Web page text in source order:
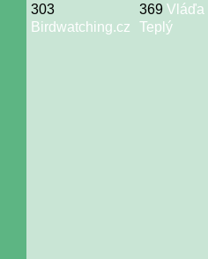
303
Birdwatching.cz
369 Vláďa
Teplý